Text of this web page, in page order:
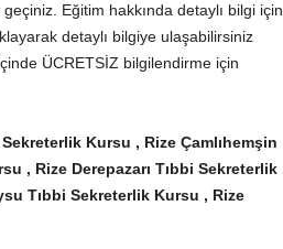
Eğitim hakkında detaylı bilgi için
detaylı bilgiye ulaşabilirsiniz
ÜCRETSİZ bilgilendirme için
Kursu , Rize Çamlıhemşin
, Rize Derepazarı Tıbbi Sekreterlik
Tıbbi Sekreterlik Kursu , Rize